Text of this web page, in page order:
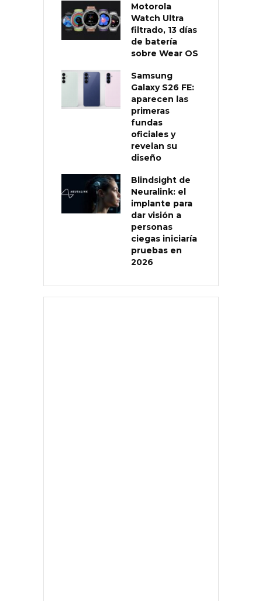
Motorola
Watch Ultra
filtrado, 13 días
de batería
sobre Wear OS
Samsung
Galaxy S26 FE:
aparecen las
primeras
fundas
oficiales y
revelan su
diseño
Blindsight de
Neuralink: el
implante para
dar visión a
personas
ciegas iniciaría
pruebas en
2026